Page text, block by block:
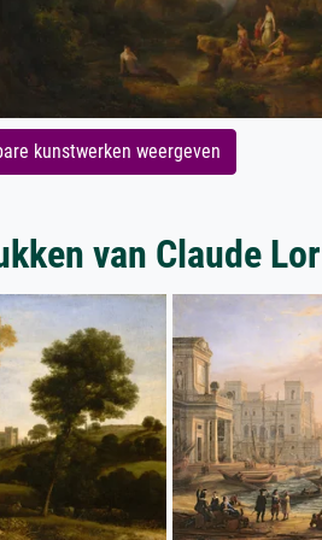
kunstwerken weergeven
van Claude